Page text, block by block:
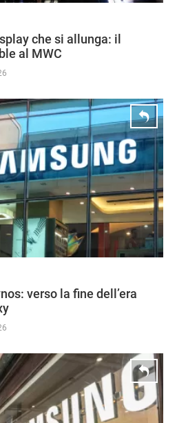
che si allunga: il
al MWC
verso la fine dell’era